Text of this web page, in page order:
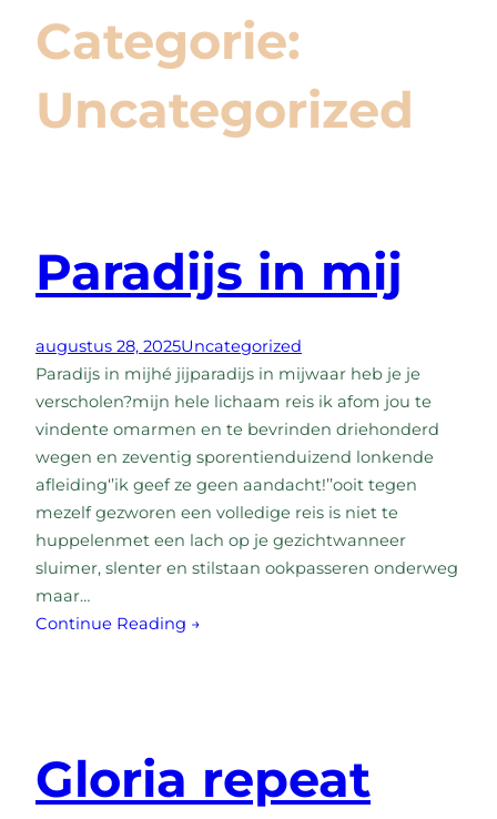
Categorie:
Uncategorized
Paradijs in mij
augustus 28, 2025Uncategorized
Paradijs in mijhé jijparadijs in mijwaar heb je je
verscholen?mijn hele lichaam reis ik afom jou te
vindente omarmen en te bevrinden driehonderd
wegen en zeventig sporentienduizend lonkende
afleiding‘’ik geef ze geen aandacht!’’ooit tegen
mezelf gezworen een volledige reis is niet te
huppelenmet een lach op je gezichtwanneer
sluimer, slenter en stilstaan ookpasseren onderweg
maar…
Continue Reading →
Gloria repeat